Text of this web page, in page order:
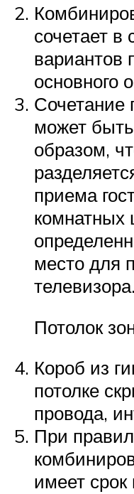
сочетает в
вариантов
основного
Сочетание
может
образом,
приема
комнатных
место для
телевизора.
Потолок
Короб из
потолке
провода,
При
имеет срок